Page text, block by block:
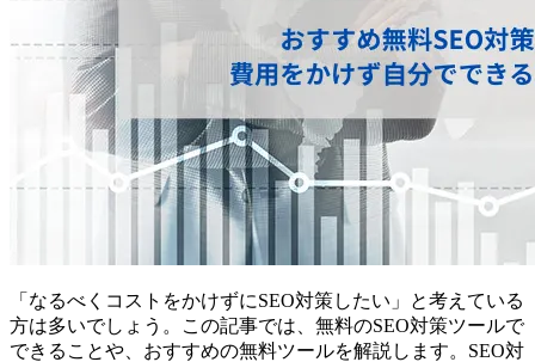
「なるべくコストをかけずにSEO対策したい」と考えている
方は多いでしょう。この記事では、無料のSEO対策ツールで
できることや、おすすめの無料ツールを解説します。SEO対